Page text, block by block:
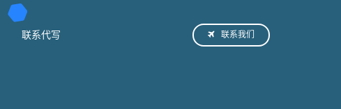
联系代写 联系我们